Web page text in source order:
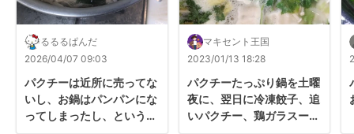
るるるぱんだ
2026/04/07 09:03
パクチーは近所に売ってな
いし、お鍋はパンパンにな
ってしまったし、というこ
マキセント王国
2023/01/13 18:28
パクチーたっぷり鍋を土曜
夜に、翌日に冷凍餃子、追
いパクチー、鶏ガラスープ